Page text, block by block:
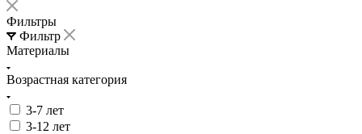
Фильтры
Фильтр
Материалы
Возрастная категория
3-7 лет
3-12 лет